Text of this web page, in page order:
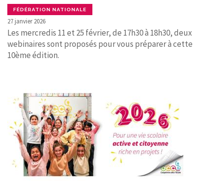
FÉDÉRATION NATIONALE
27 janvier 2026
Les mercredis 11 et 25 février, de 17h30 à 18h30, deux
webinaires sont proposés pour vous préparer à cette
10ème édition.